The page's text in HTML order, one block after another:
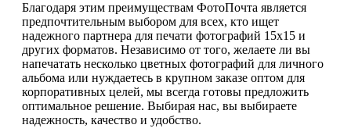
Благодаря этим преимуществам ФотоПочта является
предпочтительным выбором для всех, кто ищет
надежного партнера для печати фотографий 15х15 и
других форматов. Независимо от того, желаете ли вы
напечатать несколько цветных фотографий для личного
альбома или нуждаетесь в крупном заказе оптом для
корпоративных целей, мы всегда готовы предложить
оптимальное решение. Выбирая нас, вы выбираете
надежность, качество и удобство.